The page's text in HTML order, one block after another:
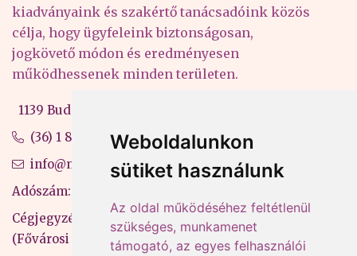
Weboldalunkon
sütiket használunk
Az oldal működéséhez feltétlenül
szükséges, munkamenet
támogató, az egyes felhasználói
kiadványaink és szakértő tanácsadóink közös
célja, hogy ügyfeleink biztonságosan,
jogkövető módon és eredményesen
működhessenek minden területen.
1139 Budapest, Váci út 99-105. 4. em.
(36) 1 880 76 00
info@mprx.hu
Adószám: 13598145-2-41
Cégjegyzékszám: 01-09-883770
(Fővárosi Bíróság)